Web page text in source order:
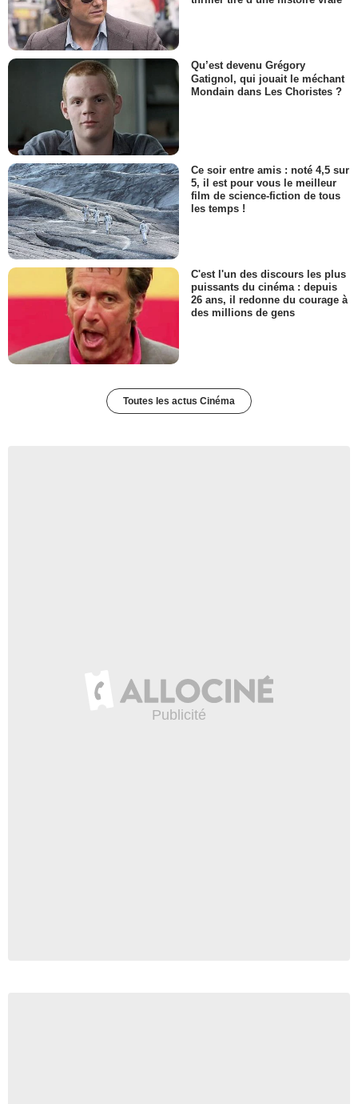
Qu’est devenu Grégory
Gatignol, qui jouait le méchant
Mondain dans Les Choristes ?
Ce soir entre amis : noté 4,5 sur
5, il est pour vous le meilleur
film de science-fiction de tous
les temps !
C'est l'un des discours les plus
puissants du cinéma : depuis
26 ans, il redonne du courage à
des millions de gens
Toutes les actus Cinéma